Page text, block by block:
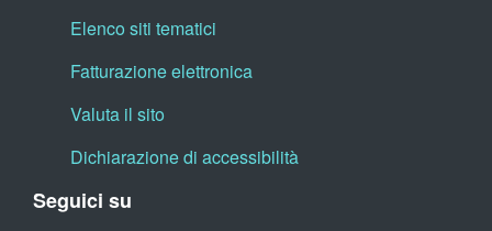
Elenco siti tematici
Fatturazione elettronica
Valuta il sito
Dichiarazione di accessibilità
Seguici su